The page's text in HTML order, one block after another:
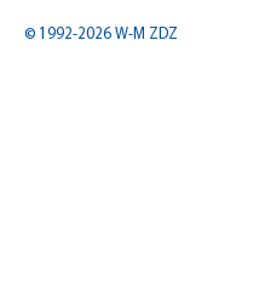
© 1992-2026 W-M ZDZ